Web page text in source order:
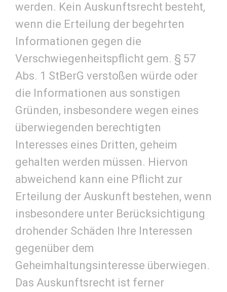
werden. Kein Auskunftsrecht besteht,
wenn die Erteilung der begehrten
Informationen gegen die
Verschwiegenheitspflicht gem. § 57
Abs. 1 StBerG verstoßen würde oder
die Informationen aus sonstigen
Gründen, insbesondere wegen eines
überwiegenden berechtigten
Interesses eines Dritten, geheim
gehalten werden müssen. Hiervon
abweichend kann eine Pflicht zur
Erteilung der Auskunft bestehen, wenn
insbesondere unter Berücksichtigung
drohender Schäden Ihre Interessen
gegenüber dem
Geheimhaltungsinteresse überwiegen.
Das Auskunftsrecht ist ferner